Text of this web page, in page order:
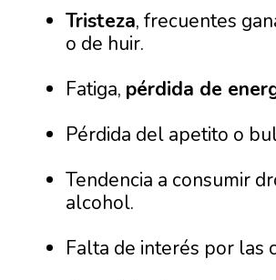
Tristeza, frecuentes
o de huir.
Fatiga, pérdida de
Pérdida del apetito o
Tendencia a consumir
alcohol.
Falta de interés por las